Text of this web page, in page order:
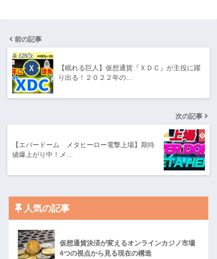
前の記事
【眠れる巨人】仮想通貨『ＸＤＣ』が主役に躍
り出る！２０２２年の…
次の記事
【エバードーム メタヒーロー電撃上場】期待
値爆上がり中！メ…
人気の記事
仮想通貨決済が変えるオンラインカジノ市場
4つの視点から見る現在の構造